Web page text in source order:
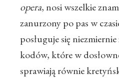
opera, nosi wszelkie
zanurzony po pas w
posługuje się
kodów, które w
sprawiają równie